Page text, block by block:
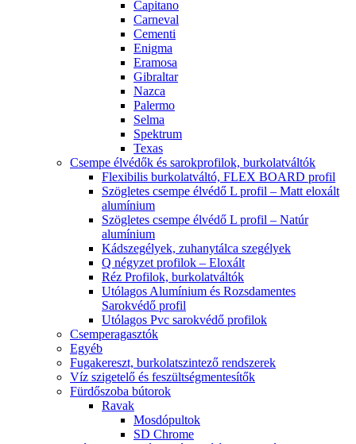
Capitano
Carneval
Cementi
Enigma
Eramosa
Gibraltar
Nazca
Palermo
Selma
Spektrum
Texas
Csempe élvédők és sarokprofilok, burkolatváltók
Flexibilis burkolatváltó, FLEX BOARD profil
Szögletes csempe élvédő L profil – Matt eloxált
alumínium
Szögletes csempe élvédő L profil – Natúr
alumínium
Kádszegélyek, zuhanytálca szegélyek
Q négyzet profilok – Eloxált
Réz Profilok, burkolatváltók
Utólagos Alumínium és Rozsdamentes
Sarokvédő profil
Utólagos Pvc sarokvédő profilok
Csemperagasztók
Egyéb
Fugakereszt, burkolatszintező rendszerek
Víz szigetelő és feszültségmentesítők
Fürdőszoba bútorok
Ravak
Mosdópultok
SD Chrome